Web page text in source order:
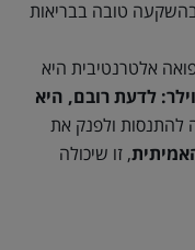
בהשקעה טובה בבריאות
אלטרנטיבית היא
לדעת רובם, היא
להתנסות ולפנק את
, זו שיכולה